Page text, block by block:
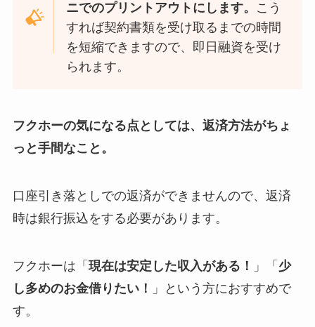
ニでのプリントアウトにします。 こう
すれば契約書類を受け取るまでの時間
を短縮できますので、即日融資を受け
られます。
フクホーの気になる点としては、返済方法がちょ
っと手間なこと。
口座引き落としでの返済ができませんので、返済
時は銀行振込をする必要があります。
フクホーは「 現在は安定した収入がある！ 」「 少
し多めのお金借りたい！
」という方におすすめで
す。